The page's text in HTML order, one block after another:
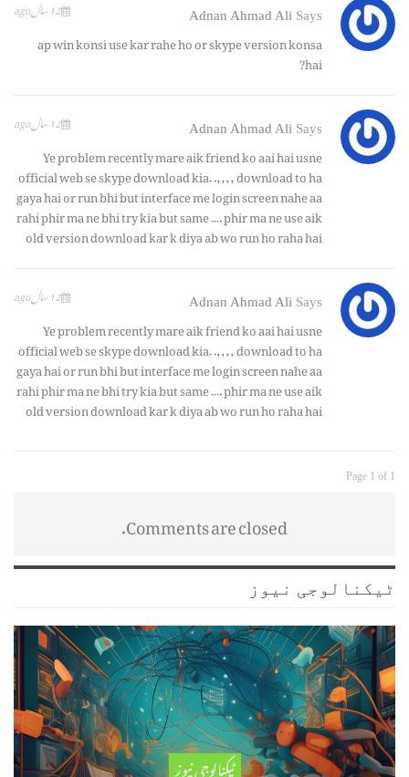
Adnan Ahmad Ali Says
ap win konsi use kar rahe ho or skype version konsa
hai?
Adnan Ahmad Ali Says
Ye problem recently mare aik friend ko aai hai usne
official web se skype download kia. .,,,, download to ha
gaya hai or run bhi but interface me login screen nahe aa
rahi phir ma ne bhi try kia but same …. phir ma ne use aik
old version download kar k diya ab wo run ho raha hai
Adnan Ahmad Ali Says
Ye problem recently mare aik friend ko aai hai usne
official web se skype download kia. .,,,, download to ha
gaya hai or run bhi but interface me login screen nahe aa
rahi phir ma ne bhi try kia but same …. phir ma ne use aik
old version download kar k diya ab wo run ho raha hai
Page 1 of 1
Comments are closed.
ٹیکنالوجی نیوز
ٹیکنالوجی نیوز